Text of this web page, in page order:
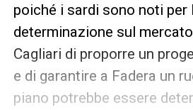
poiché i sardi sono noti per
determinazione sul
Cagliari di proporre un
e di garantire a Fadera un
piano potrebbe essere